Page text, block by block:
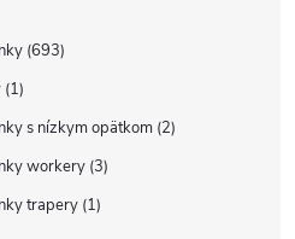
693
1
s nízkym opätkom 2
workery 3
trapery 1